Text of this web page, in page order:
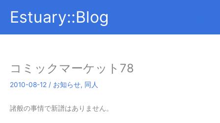
Estuary::Blog
コミックマーケット78
2010-08-12 / お知らせ, 同人
諸般の事情で新譜はありません。